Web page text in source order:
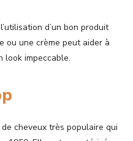
d’un bon produit
ou une crème peut aider à
look impeccable.
cheveux très populaire qui